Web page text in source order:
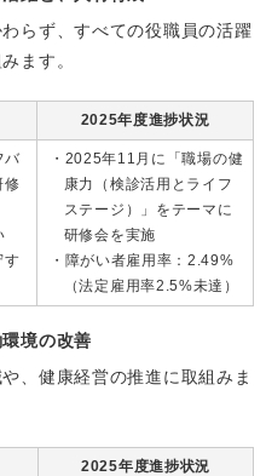
らず、すべての役職員の活躍
ます。
2025年度進捗状況
バ
修
す
2025年11月に「職場の健
康力（検診活用とライフ
ステージ）」をテーマに
研修会を実施
障がい者雇用率：2.49%
（法定雇用率2.5%未達）
境の改善
、健康経営の推進に取組みま
2025年度進捗状況